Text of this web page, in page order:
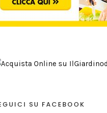
SU FACEBOOK